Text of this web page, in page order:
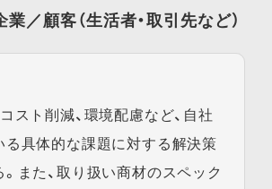
／顧客（生活者・取引先など）
スト削減、環境配慮など、自社
る具体的な課題に対する解決策
また、取り扱い商材のスペック